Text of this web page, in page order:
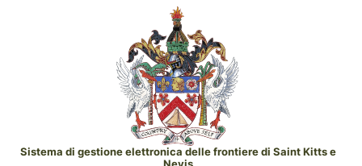
Sistema di gestione elettronica delle frontiere di Saint Kitts e